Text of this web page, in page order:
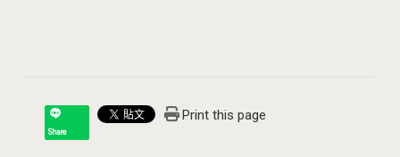
Share
Print this page